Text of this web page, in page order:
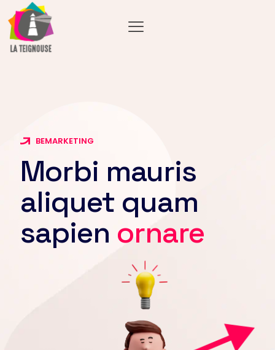
BEMARKETING
Morbi mauris
aliquet quam
sapien ornare